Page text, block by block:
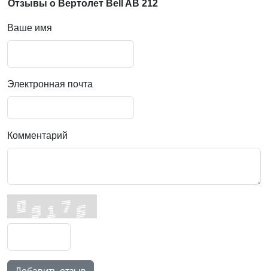
Отзывы о Вертолет Bell AB 212
Ваше имя
Электронная почта
Комментарий